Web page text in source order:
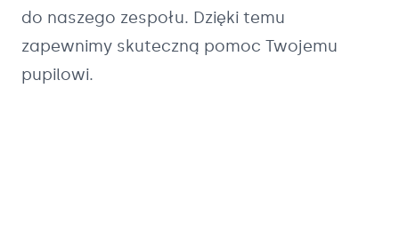
do naszego zespołu. Dzięki temu
zapewnimy skuteczną pomoc Twojemu
pupilowi.